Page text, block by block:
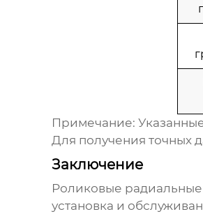
Примечание:
Для получения точных
Заключение
Роликовые
установка и